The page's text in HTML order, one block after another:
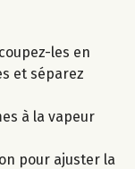
les en
et séparez
à la vapeur
pour ajuster la